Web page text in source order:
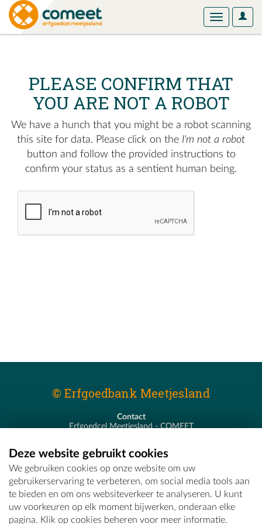
User
Toggle
PLEASE CONFIRM THAT
YOU ARE NOT A ROBOT
We have a hunch that you might be a robot scanning
this site for data. Please click on the I'm not a robot
button and follow the provided instructions to
confirm your status as a sentient human being.
© Erfgoedbank Meetjesland
Contact
Erfgoedcel Meetjesland - COMEET
T - 09 373 75 96
E -erfgoedcel@comeet.be
Deze website gebruikt cookies
We gebruiken cookies op onze website om uw
gebruikerservaring te verbeteren, om social media tools aan
te bieden en om ons websiteverkeer te analyseren. U kunt
uw voorkeuren op elk moment bijwerken, onderaan elke
pagina. Klik op cookies beheren voor meer informatie.